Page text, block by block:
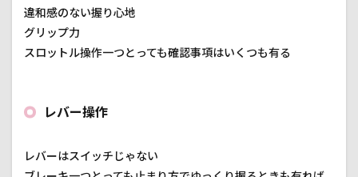
違和感のない握り心地
グリップ力
スロットル操作一つとっても確認事項はいくつも有る
レバー操作
レバーはスイッチじゃない